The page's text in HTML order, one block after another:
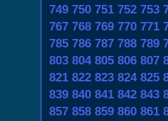
749 750 751 752 753
767 768 769 770 771
785 786 787 788 789
803 804 805 806 807
821 822 823 824 825
839 840 841 842 843
857 858 859 860 861